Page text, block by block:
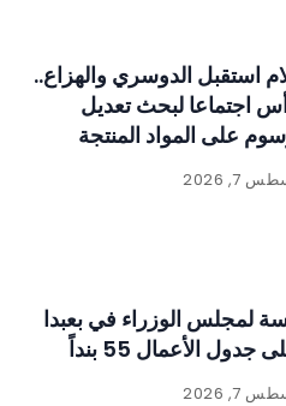
استقبل الدوسري والهزاع..
اجتماعا لبحث تعديل
على المواد المنتجة
7, 2026
لمجلس الوزراء في بعبدا
جدول الأعمال 55 بنداً
7, 2026